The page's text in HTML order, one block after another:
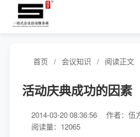
首页 / 会议知识 / 阅读正文
活动庆典成功的因素
2014-03-20 08:36:56
作者：伍
阅读量：12065